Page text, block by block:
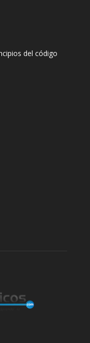
del código